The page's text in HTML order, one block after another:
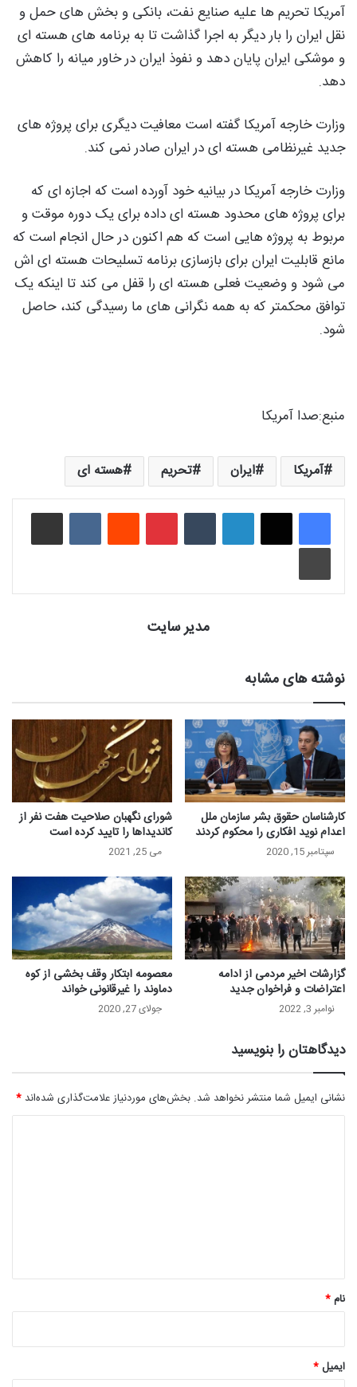
آمریکا تحریم ها علیه صنایع نفت، بانکی و بخش های حمل و
نقل ایران را بار دیگر به اجرا گذاشت تا به برنامه های هسته ای
و موشکی ایران پایان دهد و نفوذ ایران در خاور میانه را کاهش
دهد.
وزارت خارجه آمریکا گفته است معافیت دیگری برای پروژه های
جدید غیرنظامی هسته ای در ایران صادر نمی کند.
وزارت خارجه آمریکا در بیانیه خود آورده است که اجازه ای که
برای پروژه های محدود هسته ای داده برای یک دوره موقت و
مربوط به پروژه هایی است که هم اکنون در حال انجام است که
مانع قابلیت ایران برای بازسازی برنامه تسلیحات هسته ای اش
می شود و وضعیت فعلی هسته ای را قفل می کند تا اینکه یک
توافق محکمتر که به همه نگرانی های ما رسیدگی کند، حاصل
شود.
منبع:‌صدا آمریکا
آمریکا ایران تحریم هسته ای
لینکدین ‫پین‌ترست ‫رددیت
چاپ
مدیر سایت
نوشته های مشابه
کارشناسان حقوق بشر سازمان ملل
اعدام نوید افکاری را محکوم کردند
سپتامبر 15, 2020
شورای نگهبان صلاحیت هفت نفر از
کاندیداها را تایید کرده است
می 25, 2021
گزارشات اخیر مردمی از ادامه
اعتراضات و فراخوان جدید
نوامبر 3, 2022
معصومه ابتکار وقف بخشی از کوه
دماوند را غیرقانونی خواند
جولای 27, 2020
دیدگاهتان را بنویسید
نشانی ایمیل شما منتشر نخواهد شد. بخش‌های موردنیاز علامت‌گذاری شده‌اند *
نام*
ایمیل *